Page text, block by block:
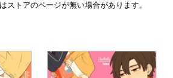
ストアのページが無い場合があります。